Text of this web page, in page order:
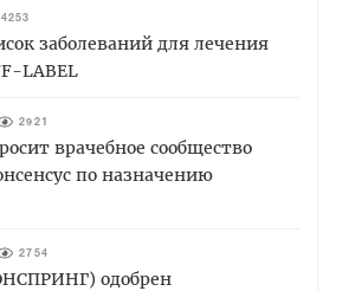
4253
заболеваний для лечения
LABEL
2921
врачебное сообщество
по назначению
2754
одобрен